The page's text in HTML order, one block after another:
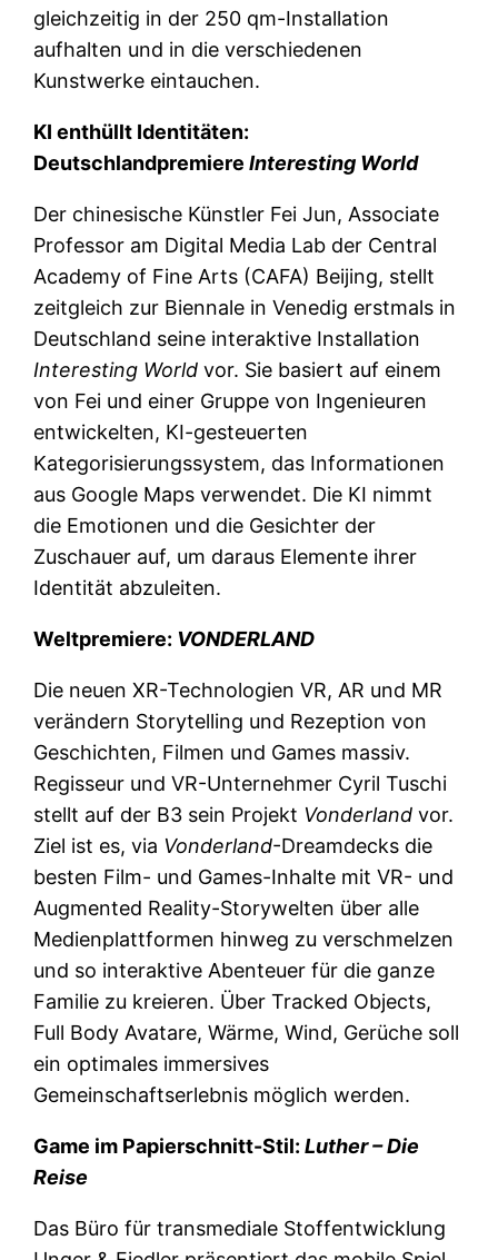
gleichzeitig in der 250 qm-Installation
aufhalten und in die verschiedenen
Kunstwerke eintauchen.
KI enthüllt Identitäten:
DeutschlandpremiereInteresting World
Der chinesische Künstler Fei Jun, Associate
Professor am Digital Media Lab der Central
Academy of Fine Arts (CAFA) Beijing, stellt
zeitgleich zur Biennale in Venedig erstmals in
Deutschland seine interaktive Installation
Interesting World vor. Sie basiert auf einem
von Fei und einer Gruppe von Ingenieuren
entwickelten, KI-gesteuerten
Kategorisierungssystem, das Informationen
aus Google Maps verwendet. Die KI nimmt
die Emotionen und die Gesichter der
Zuschauer auf, um daraus Elemente ihrer
Identität abzuleiten.
Weltpremiere: VONDERLAND
Die neuen XR-Technologien VR, AR und MR
verändern Storytelling und Rezeption von
Geschichten, Filmen und Games massiv.
Regisseur und VR-Unternehmer Cyril Tuschi
stellt auf der B3 sein Projekt Vonderland vor.
Ziel ist es, via Vonderland-Dreamdecks die
besten Film- und Games-Inhalte mit VR- und
Augmented Reality-Storywelten über alle
Medienplattformen hinweg zu verschmelzen
und so interaktive Abenteuer für die ganze
Familie zu kreieren. Über Tracked Objects,
Full Body Avatare, Wärme, Wind, Gerüche soll
ein optimales immersives
Gemeinschaftserlebnis möglich werden.
Game im Papierschnitt-Stil:Luther – Die
Reise
Das Büro für transmediale Stoffentwicklung